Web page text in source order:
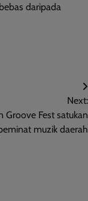
daripada
Next:
Groove Fest satukan
muzik daerah